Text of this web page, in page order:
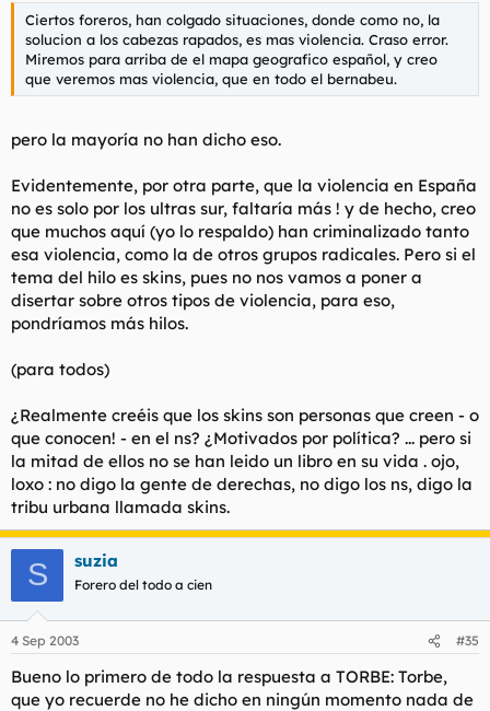
Ciertos foreros, han colgado situaciones, donde como no, la
solucion a los cabezas rapados, es mas violencia. Craso error.
Miremos para arriba de el mapa geografico español, y creo
que veremos mas violencia, que en todo el bernabeu.
pero la mayoría no han dicho eso.
Evidentemente, por otra parte, que la violencia en España
no es solo por los ultras sur, faltaría más ! y de hecho, creo
que muchos aquí (yo lo respaldo) han criminalizado tanto
esa violencia, como la de otros grupos radicales. Pero si el
tema del hilo es skins, pues no nos vamos a poner a
disertar sobre otros tipos de violencia, para eso,
pondríamos más hilos.
(para todos)
¿Realmente creéis que los skins son personas que creen - o
que conocen! - en el ns? ¿Motivados por política? ... pero si
la mitad de ellos no se han leido un libro en su vida . ojo,
loxo : no digo la gente de derechas, no digo los ns, digo la
tribu urbana llamada skins.
S suzia
Forero del todo a cien
4 Sep 2003 #35
Bueno lo primero de todo la respuesta a TORBE: Torbe,
que yo recuerde no he dicho en ningún momento nada de